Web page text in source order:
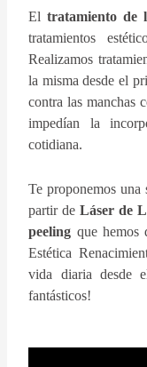
Eltratamiento de
tratamientos
Realizamos
la misma desde el
contra las manchas
impedían la
cotidiana.
Te proponemos una
partir deLáser de
peeling que hemos
Estética
vida diaria desde
fantásticos!